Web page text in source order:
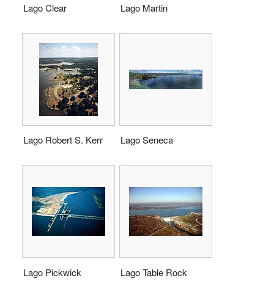
Lago Clear Lago Martin
Lago Robert S. Kerr Lago Seneca
Lago Pickwick Lago Table Rock